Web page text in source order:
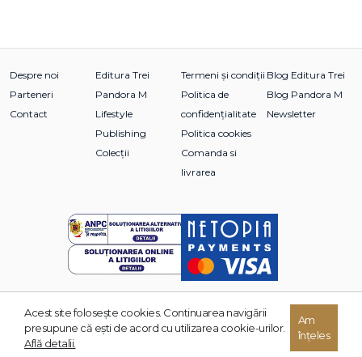
Despre noi
Parteneri
Contact
Editura Trei
Pandora M
Lifestyle
Publishing
Colecții
Termeni și condiții
Politica de
confidențialitate
Politica cookies
Comanda si
livrarea
Blog Editura Trei
Blog Pandora M
Newsletter
© 2026 Grupul Editorial TREI. Toate drepturile rezervate.
Acest site foloseşte cookies. Continuarea navigării
presupune că eşti de acord cu utilizarea cookie-urilor.
Află detalii.
Am
înțeles